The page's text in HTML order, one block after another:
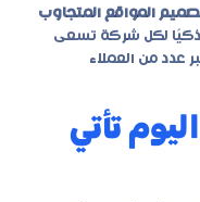
المواقع المتجاوب
ذكيًا لكل شركة تسعى
عدد من العملاء
تأتي